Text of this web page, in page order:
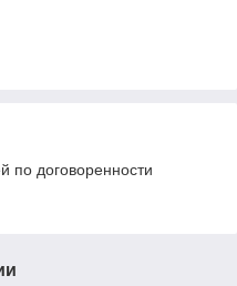
по договоренности